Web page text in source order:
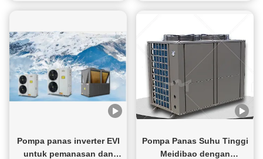
Pompa panas inverter EVI
untuk pemanasan dan
Pompa Panas Suhu Tinggi
Meidibao dengan